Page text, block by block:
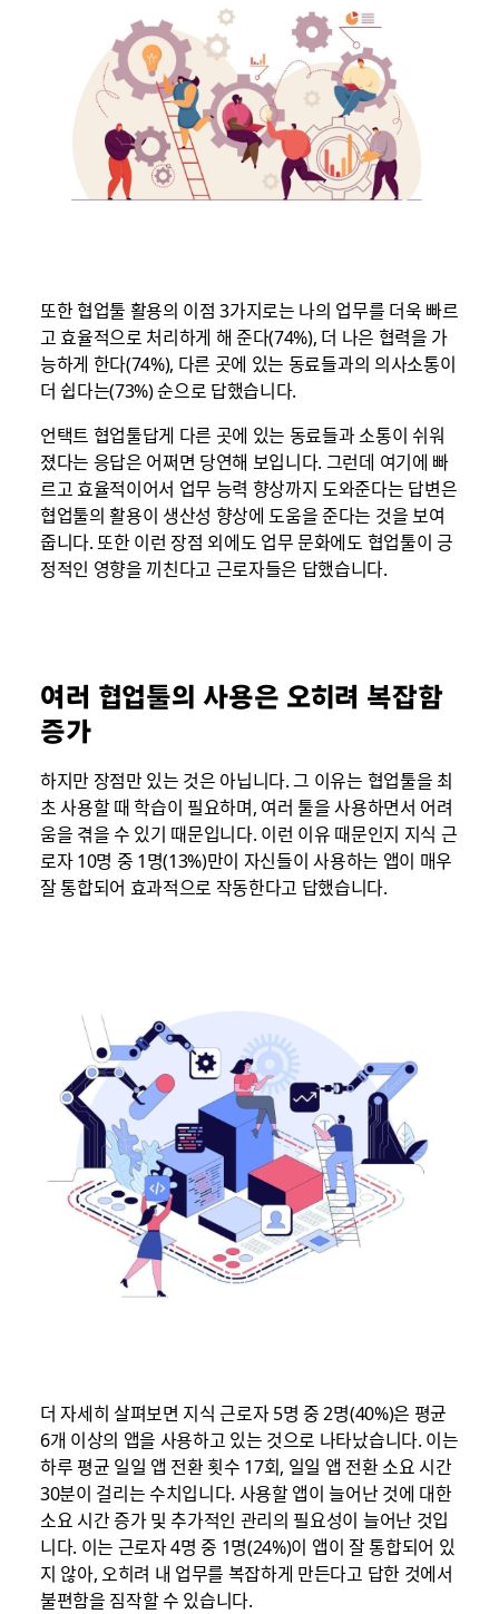
또한 협업툴 활용의 이점 3가지로는 나의 업무를 더욱 빠르
고 효율적으로 처리하게 해 준다(74%), 더 나은 협력을 가
능하게 한다(74%), 다른 곳에 있는 동료들과의 의사소통이
더 쉽다는(73%) 순으로 답했습니다.
언택트 협업툴답게 다른 곳에 있는 동료들과 소통이 쉬워
졌다는 응답은 어쩌면 당연해 보입니다. 그런데 여기에 빠
르고 효율적이어서 업무 능력 향상까지 도와준다는 답변은
협업툴의 활용이 생산성 향상에 도움을 준다는 것을 보여
줍니다. 또한 이런 장점 외에도 업무 문화에도 협업툴이 긍
정적인 영향을 끼친다고 근로자들은 답했습니다.
여러 협업툴의 사용은 오히려 복잡함
증가
하지만 장점만 있는 것은 아닙니다. 그 이유는 협업툴을 최
초 사용할 때 학습이 필요하며, 여러 툴을 사용하면서 어려
움을 겪을 수 있기 때문입니다. 이런 이유 때문인지 지식 근
로자 10명 중 1명(13%)만이 자신들이 사용하는 앱이 매우
잘 통합되어 효과적으로 작동한다고 답했습니다.
더 자세히 살펴보면 지식 근로자 5명 중 2명(40%)은 평균
6개 이상의 앱을 사용하고 있는 것으로 나타났습니다. 이는
하루 평균 일일 앱 전환 횟수 17회, 일일 앱 전환 소요 시간
30분이 걸리는 수치입니다. 사용할 앱이 늘어난 것에 대한
소요 시간 증가 및 추가적인 관리의 필요성이 늘어난 것입
니다. 이는 근로자 4명 중 1명(24%)이 앱이 잘 통합되어 있
지 않아, 오히려 내 업무를 복잡하게 만든다고 답한 것에서
불편함을 짐작할 수 있습니다.